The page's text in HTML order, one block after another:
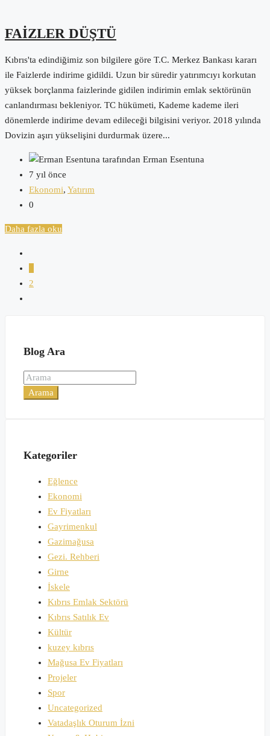
FAİZLER DÜŞTÜ
Kıbrıs'ta edindiğimiz son bilgilere göre T.C. Merkez Bankası kararı
ile Faizlerde indirime gidildi. Uzun bir süredir yatırımcıyı korkutan
yüksek borçlanma faizlerinde gidilen indirimin emlak sektörünün
canlandırması bekleniyor. TC hükümeti, Kademe kademe ileri
dönemlerde indirime devam edileceği bilgisini veriyor. 2018 yılında
Dovizin aşırı yükselişini durdurmak üzere...
tarafından Erman Esentuna
7 yıl önce
Ekonomi, Yatırım
0
Daha fazla oku
2
Blog Ara
Arama
Kategoriler
Eğlence
Ekonomi
Ev Fiyatları
Gayrimenkul
Gazimağusa
Gezi. Rehberi
Girne
İskele
Kıbrıs Emlak Sektörü
Kıbrıs Satılık Ev
Kültür
kuzey kıbrıs
Mağusa Ev Fiyatları
Projeler
Spor
Uncategorized
Vatadaşlık Oturum İzni